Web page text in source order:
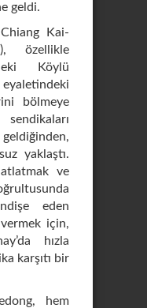
geldi.
Kai-
özellikle
Köylü
bölmeye
sendikaları
yaklaştı.
ve
eden
için,
hızla
karşıtı bir
hem